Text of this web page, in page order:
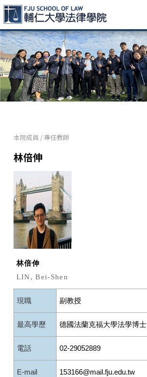
本院成員 /專任教師
林倍伸
林倍伸
LIN, Bei-Shen
現職 副教授
最高學歷 德國法蘭克福大學法學博士
電話 02-29052889
E-mail 153166@mail.fju.edu.tw